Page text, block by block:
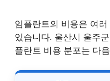
임플란트의 비용은 여
있습니다. 울산시 울주
플란트 비용 분포는 다